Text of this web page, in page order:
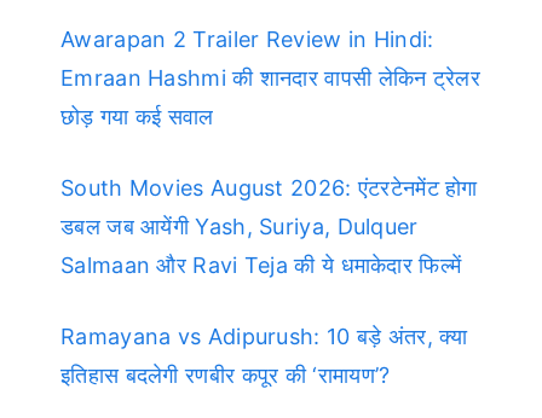
Awarapan 2 Trailer Review in Hindi:
Emraan Hashmi की शानदार वापसी लेकिन ट्रेलर
छोड़ गया कई सवाल
South Movies August 2026: एंटरटेनमेंट होगा
डबल जब आयेंगी Yash, Suriya, Dulquer
Salmaan और Ravi Teja की ये धमाकेदार फिल्में
Ramayana vs Adipurush: 10 बड़े अंतर, क्या
इतिहास बदलेगी रणबीर कपूर की ‘रामायण’?